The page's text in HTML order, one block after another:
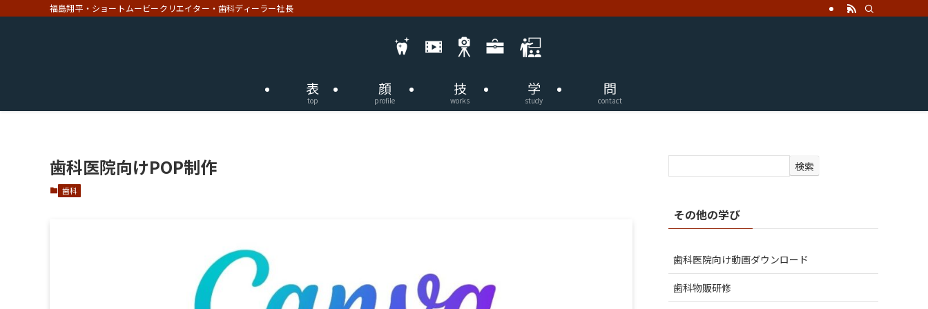
福島翔平・ショートムービークリエイター・歯科ディーラー社長
表
top
顔
profile
技
works
学
study
問
contact
歯科医院向けPOP制作
歯科
検索
その他の学び
歯科医院向け動画ダウンロード
歯科物販研修